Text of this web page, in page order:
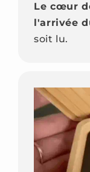
Le cœur
l'arrivée
soit lu.